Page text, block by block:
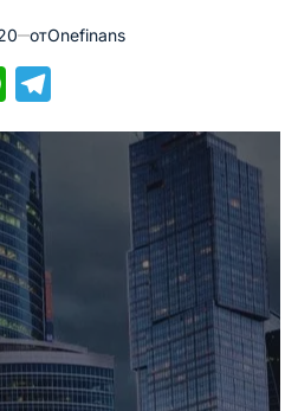
отOnefinans
WhatsApp